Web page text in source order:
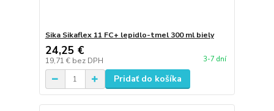
Sika Sikaflex 11 FC+ lepidlo-tmel 300 ml biely
24,25 €
19,71 € bez DPH 3-7 dní
Pridať do košíka